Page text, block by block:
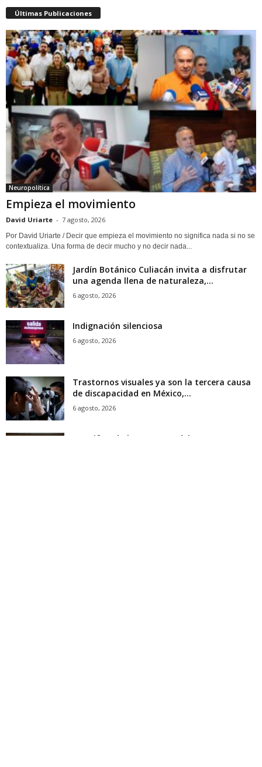
Últimas Publicaciones
Neuropolítica
Empieza el movimiento
David Uriarte - 7 agosto, 2026
Por David Uriarte / Decir que empieza el movimiento no significa nada si no se
contextualiza. Una forma de decir mucho y no decir nada...
Jardín Botánico Culiacán invita a disfrutar
una agenda llena de naturaleza,...
6 agosto, 2026
Indignación silenciosa
6 agosto, 2026
Trastornos visuales ya son la tercera causa
de discapacidad en México,...
6 agosto, 2026
¡Descifrando los secretos del ARN!